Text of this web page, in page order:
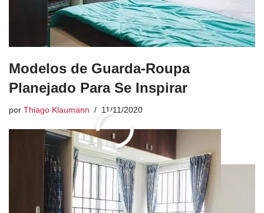
Modelos de Guarda-Roupa
Planejado Para Se Inspirar
por Thiago Klaumann 11/11/2020